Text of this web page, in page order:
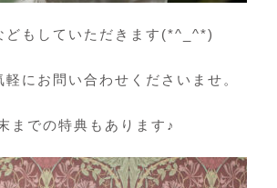
どもしていただきます(*^_^*)
にお問い合わせくださいませ。
までの特典もあります♪